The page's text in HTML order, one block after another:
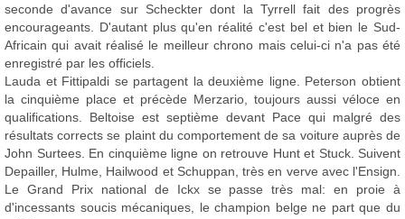
seconde d'avance sur Scheckter dont la Tyrrell fait des progrès
encourageants. D'autant plus qu'en réalité c'est bel et bien le Sud-
Africain qui avait réalisé le meilleur chrono mais celui-ci n'a pas été
enregistré par les officiels.
Lauda et Fittipaldi se partagent la deuxième ligne. Peterson obtient
la cinquième place et précède Merzario, toujours aussi véloce en
qualifications. Beltoise est septième devant Pace qui malgré des
résultats corrects se plaint du comportement de sa voiture auprès de
John Surtees. En cinquième ligne on retrouve Hunt et Stuck. Suivent
Depailler, Hulme, Hailwood et Schuppan, très en verve avec l'Ensign.
Le Grand Prix national de Ickx se passe très mal: en proie à
d'incessants soucis mécaniques, le champion belge ne part que du